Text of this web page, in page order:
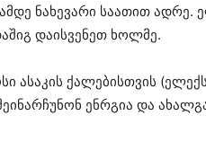
ნახევარი საათით ადრე.
დაისვენეთ ხოლმე.
ასაკის ქალებისთვის
ენრგია და